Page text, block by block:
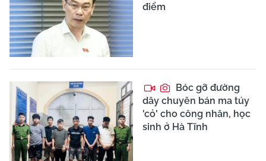
điểm
Bóc gỡ đường
dây chuyên bán ma túy
'cỏ' cho công nhân, học
sinh ở Hà Tĩnh